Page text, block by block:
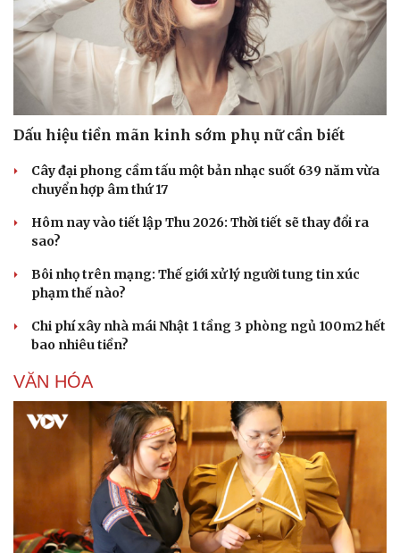
Dấu hiệu tiền mãn kinh sớm phụ nữ cần biết
Cây đại phong cầm tấu một bản nhạc suốt 639 năm vừa
chuyển hợp âm thứ 17
Hôm nay vào tiết lập Thu 2026: Thời tiết sẽ thay đổi ra
sao?
Bôi nhọ trên mạng: Thế giới xử lý người tung tin xúc
phạm thế nào?
Chi phí xây nhà mái Nhật 1 tầng 3 phòng ngủ 100m2 hết
bao nhiêu tiền?
VĂN HÓA